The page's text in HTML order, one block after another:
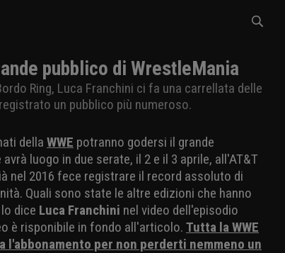
pubblico di WrestleMania
Ring, Luca Franchini ci fa una carrellata delle
un pubblico più numeroso.
della WWE potranno godersi il grande
avrà luogo in due serate, il 2 e il 3 aprile, all'AT&T
nel 2016 fece registrare il record assoluto di
Quali sono state le altre edizioni che hanno
dice Luca Franchini nel video dell'episodio
è risponibile in fondo all'articolo. Tutta la WWE
l'abbonamento per non perderti nemmeno un